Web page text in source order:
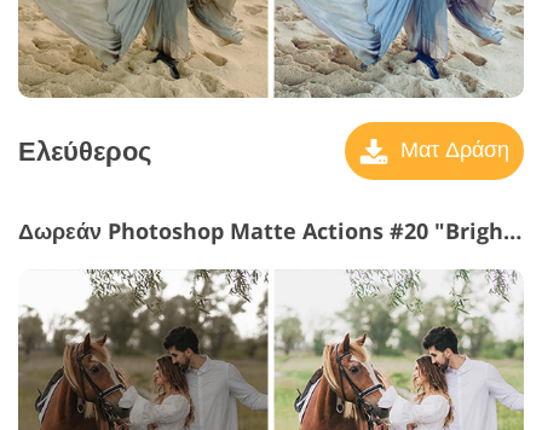
Ελεύθερος Ματ Δράση
Δωρεάν Photoshop Matte Actions #20 "Bright Colors"